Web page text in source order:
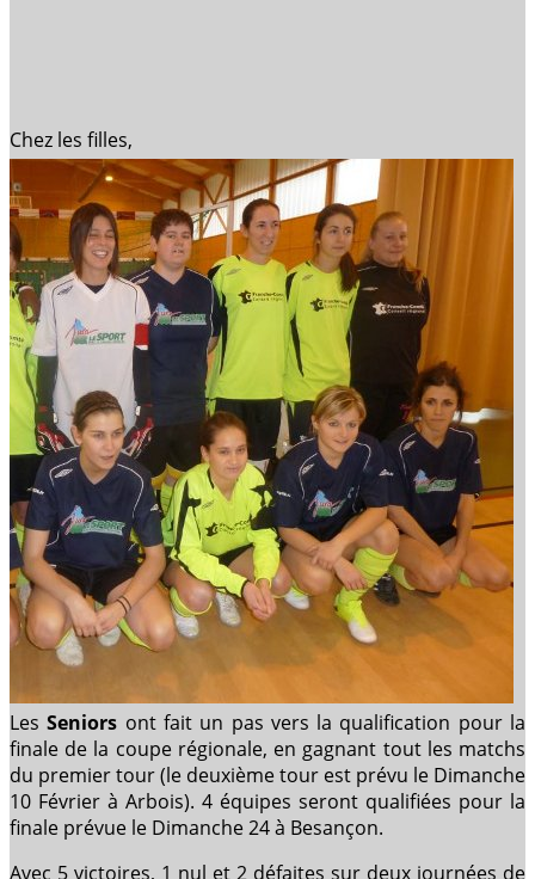
Chez les filles,
LesSeniors ont fait un pas vers la qualification pour la
finale de la coupe régionale, en gagnant tout les matchs
du premier tour (le deuxième tour est prévu le Dimanche
10 Février à Arbois). 4 équipes seront qualifiées pour la
finale prévue le Dimanche 24 à Besançon.
Avec 5 victoires, 1 nul et 2 défaites sur deux journées de